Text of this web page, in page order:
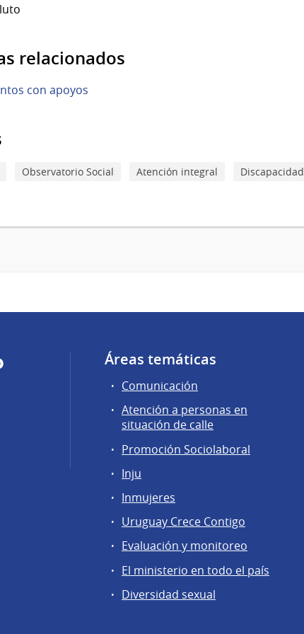
relacionados
con apoyos
Observatorio Social Atención integral Discapacidad
Áreas temáticas
Comunicación
Atención a personas en
situación de calle
Promoción Sociolaboral
Inju
Inmujeres
Uruguay Crece Contigo
Evaluación y monitoreo
El ministerio en todo el país
Diversidad sexual